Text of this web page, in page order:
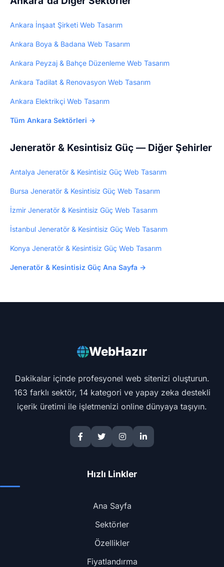
Ankara İnşaat Şirketi Web Tasarım
Ankara Boya & Badana Web Tasarım
Ankara Peyzaj & Bahçe Düzenleme Web Tasarım
Ankara Tadilat & Renovasyon Web Tasarım
Ankara Elektrikçi Web Tasarım
Tüm Ankara Sektörleri →
Jeneratör & Kesintisiz Güç — Diğer Şehirler
Antalya Jeneratör & Kesintisiz Güç Web Tasarım
Bursa Jeneratör & Kesintisiz Güç Web Tasarım
İzmir Jeneratör & Kesintisiz Güç Web Tasarım
İstanbul Jeneratör & Kesintisiz Güç Web Tasarım
Konya Jeneratör & Kesintisiz Güç Web Tasarım
Jeneratör & Kesintisiz Güç Ana Sayfa →
WebHazır
Dakikalar içinde profesyonel web sitenizi oluşturun.
163 farklı sektör, 14 kategori ve yapay zeka destekli
içerik üretimi ile işletmenizi online dünyaya taşıyın.
Hızlı Linkler
Ana Sayfa
Sektörler
Özellikler
Fiyatlandırma